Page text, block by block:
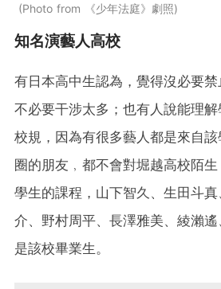
Photo from 《少年法庭》劇照
知名演藝人高校
有日本高中生認為，覺得沒必要
不必要干涉太多；也有人說能理
校規，因為有很多藝人都是來自
圈的朋友﹐都不會對堀越高校陌
學生的課程，山下智久、生田斗
介、野村周平、長澤雅美、綾瀨
是該校畢業生。